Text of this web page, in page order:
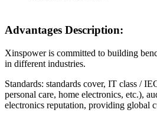
Advantages Description:
Xinspower is committed to building
in different industries.
Standards: standards cover, IT class /
personal care, home electronics, etc.),
electronics reputation, providing global